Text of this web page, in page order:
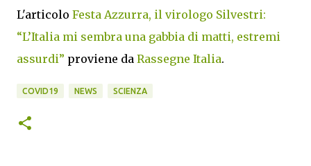
L'articolo Festa Azzurra, il virologo Silvestri:
“L’Italia mi sembra una gabbia di matti, estremi
assurdi” proviene da Rassegne Italia.
COVID19 NEWS SCIENZA